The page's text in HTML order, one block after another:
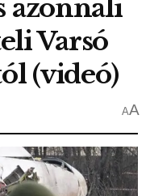
azonnali
Varsó
(videó)
AA